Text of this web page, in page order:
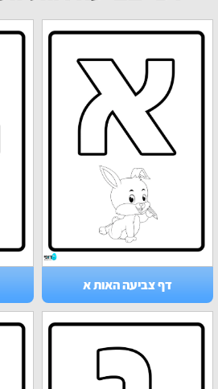
דף צביעה האות א